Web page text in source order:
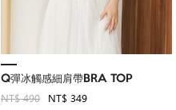
Q彈冰觸感細肩帶BRA TOP
NT$ 490 NT$ 349